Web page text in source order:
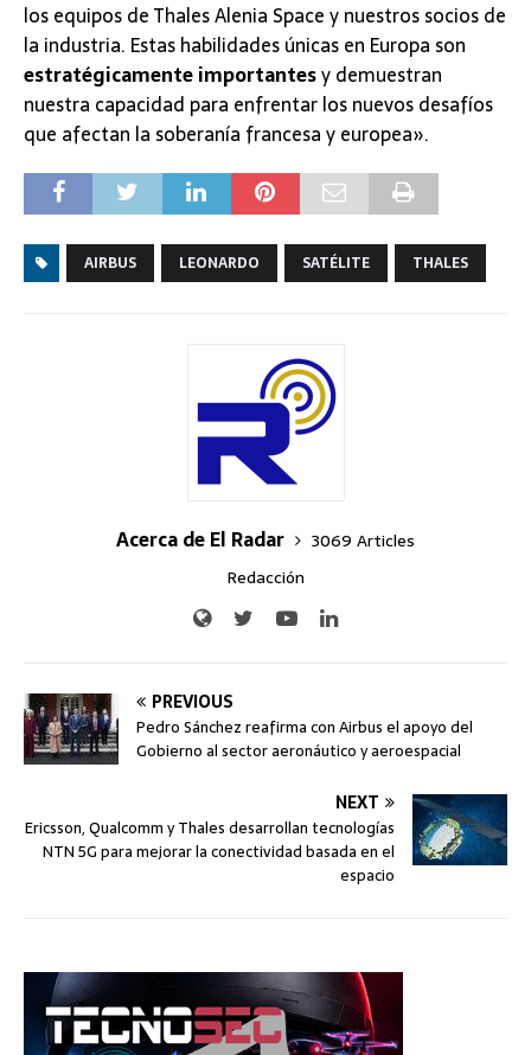
los equipos de Thales Alenia Space y nuestros socios de
la industria. Estas habilidades únicas en Europa son
estratégicamente importantesy demuestran
nuestra capacidad para enfrentar los nuevos desafíos
que afectan la soberanía francesa y europea».
AIRBUS LEONARDO SATÉLITE THALES
Acerca de El Radar
3069 Articles
Redacción
PREVIOUS
Pedro Sánchez reafirma con Airbus el apoyo del
Gobierno al sector aeronáutico y aeroespacial
NEXT
Ericsson, Qualcomm y Thales desarrollan tecnologías
NTN 5G para mejorar la conectividad basada en el
espacio